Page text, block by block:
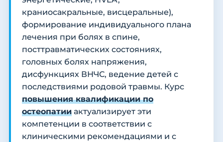
краниосакральные, висцеральные),
формирование индивидуального плана
лечения при болях в спине,
посттравматических состояниях,
головных болях напряжения,
дисфункциях ВНЧС, ведение детей с
последствиями родовой травмы. Курс
повышения квалификации по
остеопатии актуализирует эти
компетенции в соответствии с
клиническими рекомендациями и с